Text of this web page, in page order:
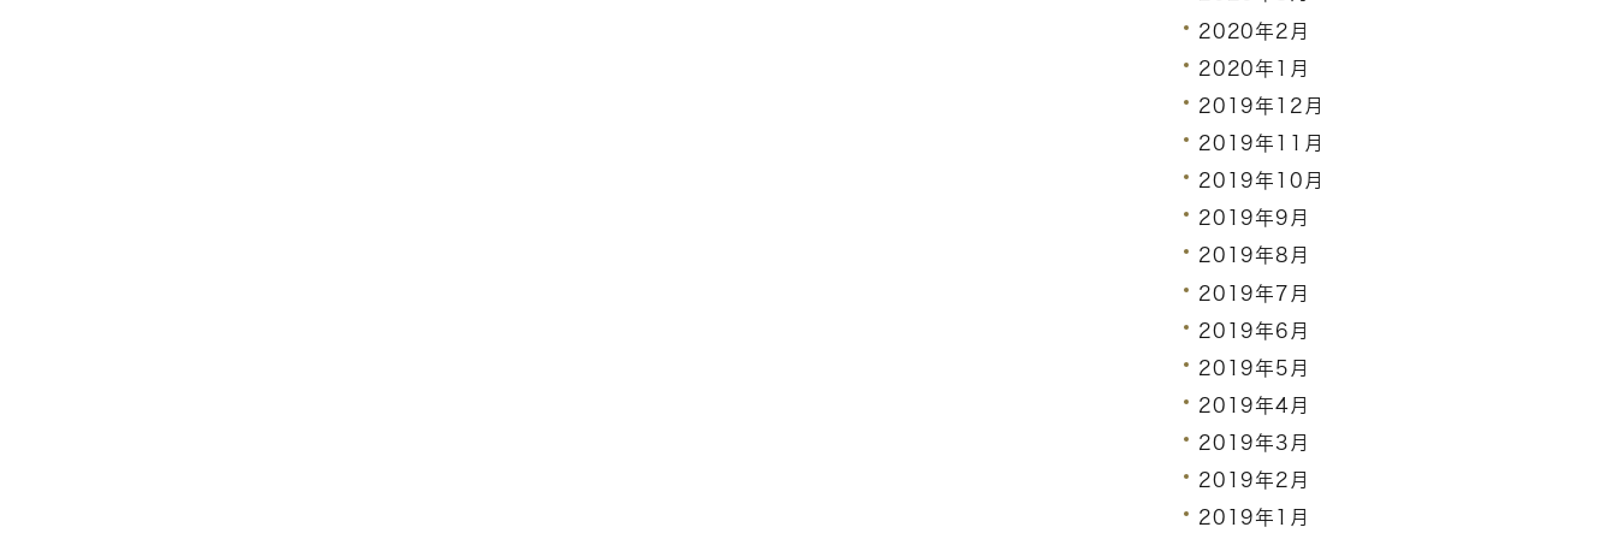
2020年2月
2020年1月
2019年12月
2019年11月
2019年10月
2019年9月
2019年8月
2019年7月
2019年6月
2019年5月
2019年4月
2019年3月
2019年2月
2019年1月